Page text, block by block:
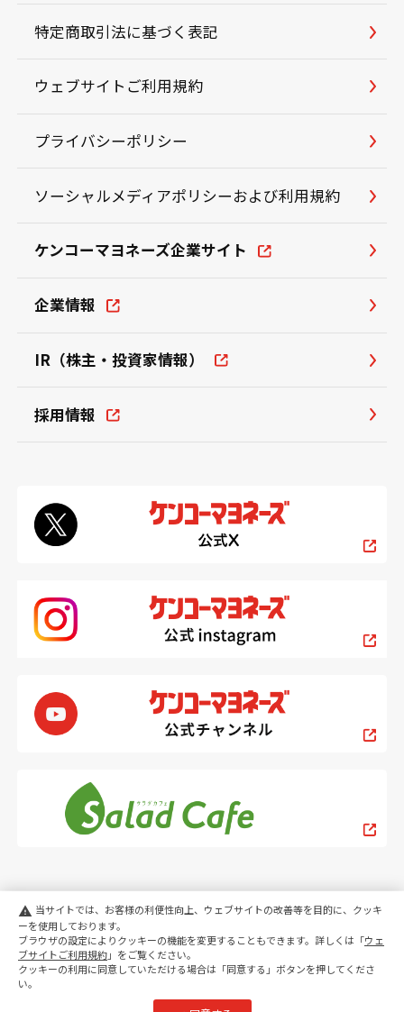
PC スマートフォン
特定商取引法に基づく表記
ウェブサイトご利用規約
プライバシーポリシー
ソーシャルメディアポリシーおよび利用規約
ケンコーマヨネーズ企業サイト
企業情報
IR（株主・投資家情報）
採用情報
copyright KENKO Mayonnaise Co.,Ltd.All rights reserved.
warning 当サイトでは、お客様の利便性向上、ウェブサイトの改善等を目的に、クッキ
ーを使用しております。
ブラウザの設定によりクッキーの機能を変更することもできます。詳しくは「ウェ
ブサイトご利用規約」をご覧ください。
クッキーの利用に同意していただける場合は「同意する」ボタンを押してくださ
い。